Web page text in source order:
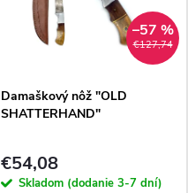
€127,74
–57 %
Damaškový nôž "OLD
SHATTERHAND"
€54,08
Skladom (dodanie 3-7 dní)